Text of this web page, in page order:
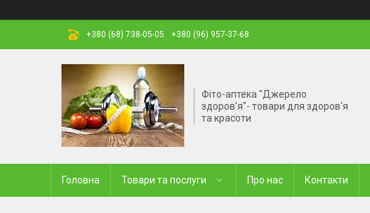
+380 (68) 738-05-05 +380 (96) 957-37-68
Фіто-аптека "Джерело
здоров'я"- товари для здоров'я
та красоти
Головна Товари та послуги Про нас Контакти